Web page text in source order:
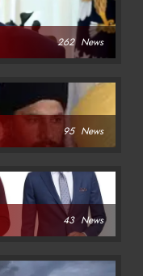
262 News
95 News
43 News